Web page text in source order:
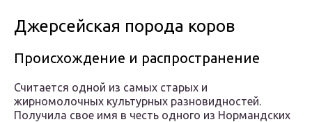
Джерсейская порода коров
Происхождение и распространение
Считается одной из самых старых и
жирномолочных культурных разновидностей.
Получила свое имя в честь одного из Нормандских